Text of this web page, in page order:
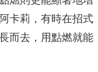
卡莉，有時在招式
而去，用點燃就能